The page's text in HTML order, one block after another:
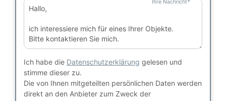
Ihre Nachricht*
Ich habe die Datenschutzerklärung gelesen und
stimme dieser zu.
Die von Ihnen mitgeteilten persönlichen Daten werden
direkt an den Anbieter zum Zweck der